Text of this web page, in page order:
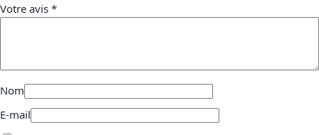
Votre avis *
Nom
E-mail